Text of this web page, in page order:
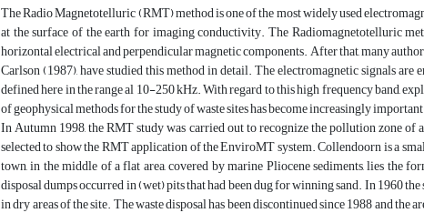
The Radio Magnetotelluric (RMT) method is one of the most widely used
at the surface of the earth for imaging conductivity. The Radiomagnetotelluric
horizontal electrical and perpendicular magnetic components. After that, many
Carlson (1987), have studied this method in detail. The electromagnetic signals
defined here in the range al 10-250 kHz. With regard to this high frequency band,
of geophysical methods for the study of waste sites has become increasingly
In Autumn 1998, the RMT study was carried out to recognize the pollution zone of
selected to show the RMT application of the EnviroMT system. Collendoorn is a
town, in the middle of a flat area, covered by marine Pliocene sediments, lies the
disposal dumps occurred in (wet) pits that had been dug for winning sand. In 1960
in dry areas of the site. The waste disposal has been discontinued since 1988 and the